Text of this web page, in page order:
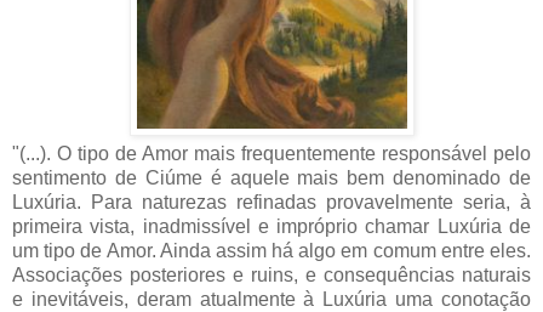
"(...). O tipo de Amor mais frequentemente responsável pelo
sentimento de Ciúme é aquele mais bem denominado de
Luxúria. Para naturezas refinadas provavelmente seria, à
primeira vista, inadmissível e impróprio chamar Luxúria de
um tipo de Amor. Ainda assim há algo em comum entre eles.
Associações posteriores e ruins, e consequências naturais
e inevitáveis, deram atualmente à Luxúria uma conotação